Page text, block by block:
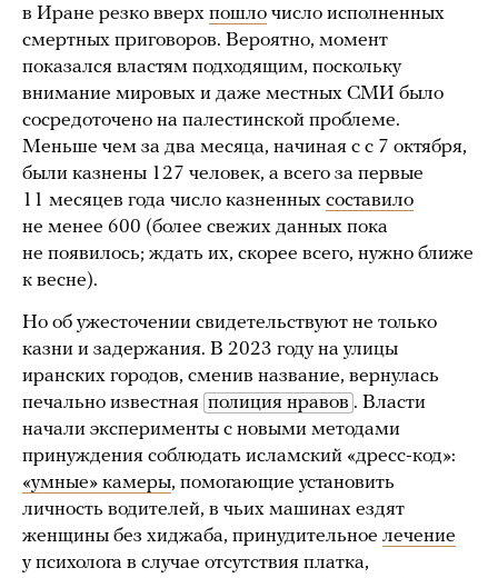
в Иране резко вверх пошло число исполненных
смертных приговоров. Вероятно, момент
показался властям подходящим, поскольку
внимание мировых и даже местных СМИ было
сосредоточено на палестинской проблеме.
Меньше чем за два месяца, начиная с с 7 октября,
были казнены 127 человек, а всего за первые
11 месяцев года число казненных составило
не менее 600 (более свежих данных пока
не появилось; ждать их, скорее всего, нужно ближе
к весне).
Но об ужесточении свидетельствуют не только
казни и задержания. В 2023 году на улицы
иранских городов, сменив название, вернулась
печально известная полиция нравов . Власти
начали эксперименты с новыми методами
принуждения соблюдать исламский «дресс-код»:
«умные» камеры, помогающие установить
личность водителей, в чьих машинах ездят
женщины без хиджаба, принудительное лечение
у психолога в случае отсутствия платка,